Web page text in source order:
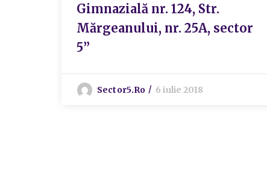
Gimnazială nr. 124, Str.
Mărgeanului, nr. 25A, sector
5”
Sector5.ro 6 iulie 2018